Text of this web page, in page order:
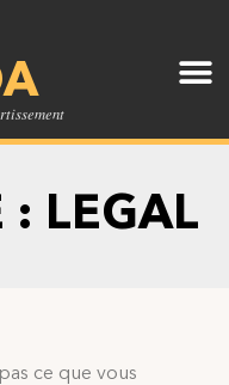
: LEGAL
ce que vous